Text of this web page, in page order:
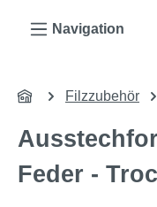
Navigation
Filzzubehör
Feder -